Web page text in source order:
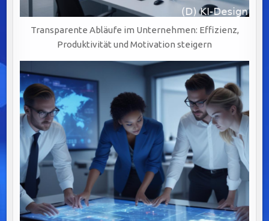
Transparente Abläufe im Unternehmen: Effizienz,
Produktivität und Motivation steigern